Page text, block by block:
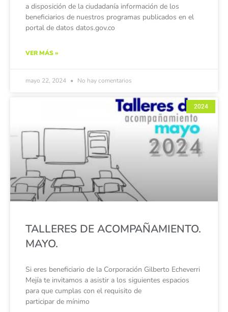
a disposición de la ciudadanía información de los
beneficiarios de nuestros programas publicados en el
portal de datos datos.gov.co
VER MÁS »
mayo 22, 2024 No hay comentarios
2024
TALLERES DE ACOMPAÑAMIENTO.
MAYO.
Si eres beneficiario de la Corporación Gilberto Echeverri
Mejía te invitamos a asistir a los siguientes espacios
para que cumplas con el requisito de
participar de mínimo